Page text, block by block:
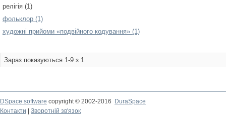
релігія (1)
фольклор (1)
художні прийоми «подвійного кодування» (1)
Зараз показуються 1-9 з 1
DSpace software copyright © 2002-2016
DuraSpace
Контакти
Зворотній зв'язок